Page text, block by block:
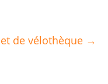
de vélothèque →